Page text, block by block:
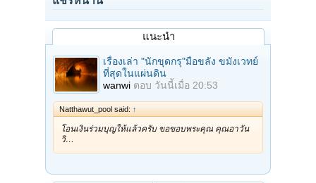
แนะนำ
เรื่องเล่า "นักขุดกรุ"มือขลัง ขมังเวทย์
ที่สุดในแผ่นดิน
wanwi ตอบ วันนี้เมื่อ 20:53
Natthawut_pool said: ↑
โอนเงินร่วมบุญให้แล้วครับ ขอขอบพระคุณ คุณอาวัน
วิ…